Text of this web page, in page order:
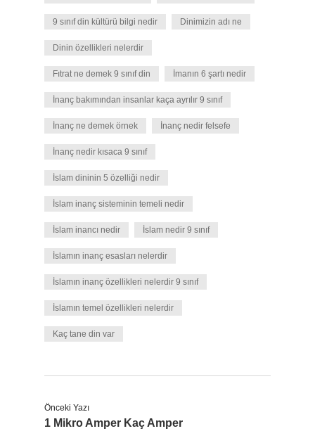
9 sınıf din kültürü bilgi nedir Dinimizin adı ne
Dinin özellikleri nelerdir
Fıtrat ne demek 9 sınıf din İmanın 6 şartı nedir
İnanç bakımından insanlar kaça ayrılır 9 sınıf
İnanç ne demek örnek İnanç nedir felsefe
İnanç nedir kısaca 9 sınıf
İslam dininin 5 özelliği nedir
İslam inanç sisteminin temeli nedir
İslam inancı nedir İslam nedir 9 sınıf
İslamın inanç esasları nelerdir
İslamın inanç özellikleri nelerdir 9 sınıf
İslamın temel özellikleri nelerdir
Kaç tane din var
Önceki Yazı
1 Mikro Amper Kaç Amper